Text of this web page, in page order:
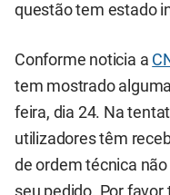
questão tem estado
Conforme noticia a
tem mostrado
feira, dia 24. Na
utilizadores têm
de ordem técnica